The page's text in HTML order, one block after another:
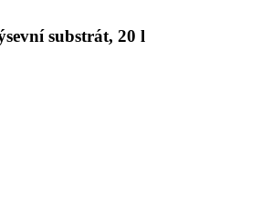
substrát, 20 l